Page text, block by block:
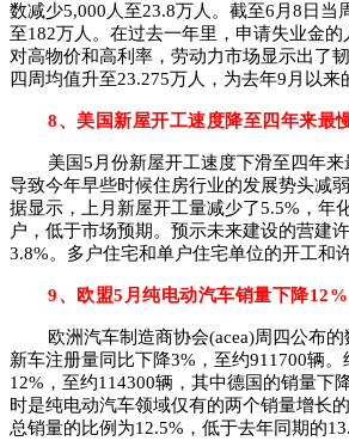
数减少5,000人至23.8万人。截至6月8日当
至182万人。在过去一年里，申请失业金
对高物价和高利率，劳动力市场显示出了
四周均值升至23.275万人，为去年9月以来
8、美国新屋开工速度降至四年来最
美国5月份新屋开工速度下滑至四年
导致今年早些时候住房行业的发展势头减
据显示，上月新屋开工量减少了5.5%，年
户，低于市场预期。预示未来建设的营建
3.8%。多户住宅和单户住宅单位的开工和
9、欧盟5月纯电动汽车销量下降12%
欧洲汽车制造商协会(acea)周四公布
新车注册量同比下降3%，至约911700辆
12%，至约114300辆，其中德国的销量下
时是纯电动汽车领域仅有的两个销量增长
总销量的比例为12.5%，低于去年同期的